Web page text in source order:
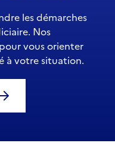
les démarches
Nos
vous orienter
à votre situation.